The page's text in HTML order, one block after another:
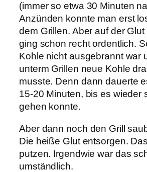
(immer so etwa 30 Minuten
Anzünden konnte man erst
dem Grillen. Aber auf der Glut
ging schon recht ordentlich.
Kohle nicht ausgebrannt war
unterm Grillen neue Kohle
musste. Denn dann dauerte
15-20 Minuten, bis es wieder
gehen konnte.
Aber dann noch den Grill
Die heiße Glut entsorgen.
putzen. Irgendwie war das
umständlich.